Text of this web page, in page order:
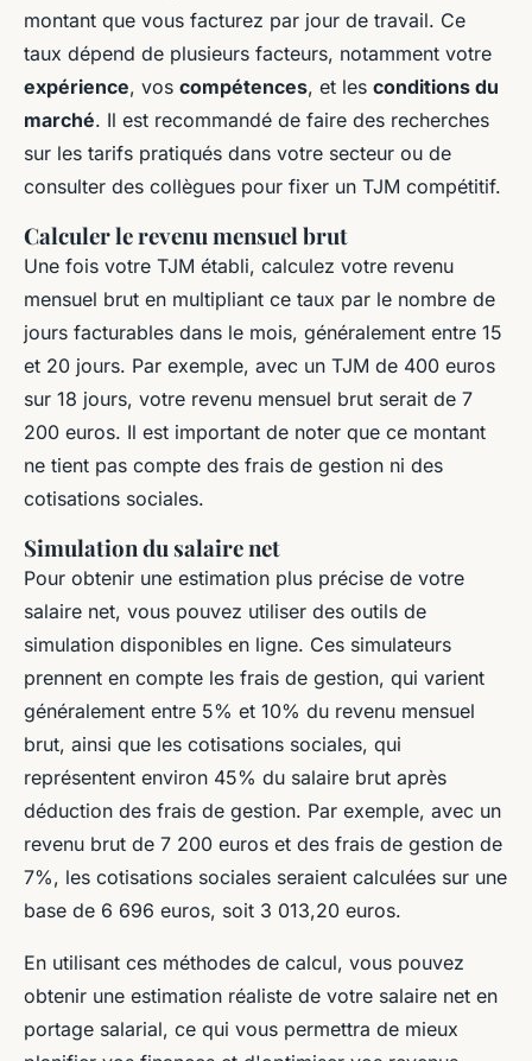
montant que vous facturez par jour de travail. Ce
taux dépend de plusieurs facteurs, notamment votre
expérience, vos compétences, et les conditions du
marché. Il est recommandé de faire des recherches
sur les tarifs pratiqués dans votre secteur ou de
consulter des collègues pour fixer un TJM compétitif.
Calculer le revenu mensuel brut
Une fois votre TJM établi, calculez votre revenu
mensuel brut en multipliant ce taux par le nombre de
jours facturables dans le mois, généralement entre 15
et 20 jours. Par exemple, avec un TJM de 400 euros
sur 18 jours, votre revenu mensuel brut serait de 7
200 euros. Il est important de noter que ce montant
ne tient pas compte des frais de gestion ni des
cotisations sociales.
Simulation du salaire net
Pour obtenir une estimation plus précise de votre
salaire net, vous pouvez utiliser des outils de
simulation disponibles en ligne. Ces simulateurs
prennent en compte les frais de gestion, qui varient
généralement entre 5% et 10% du revenu mensuel
brut, ainsi que les cotisations sociales, qui
représentent environ 45% du salaire brut après
déduction des frais de gestion. Par exemple, avec un
revenu brut de 7 200 euros et des frais de gestion de
7%, les cotisations sociales seraient calculées sur une
base de 6 696 euros, soit 3 013,20 euros.
En utilisant ces méthodes de calcul, vous pouvez
obtenir une estimation réaliste de votre salaire net en
portage salarial, ce qui vous permettra de mieux